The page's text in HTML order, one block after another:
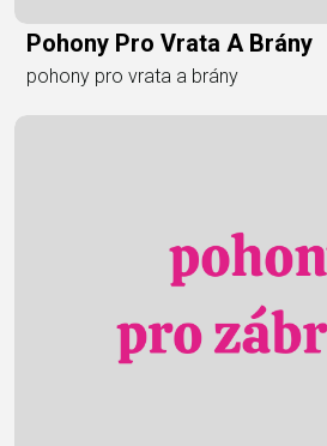
Pohony Pro Vrata A Brány
pohony pro vrata a brány